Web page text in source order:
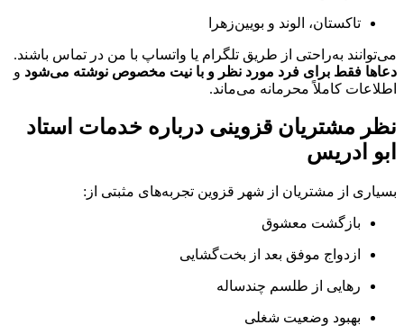
تاکستان، الوند و بویین‌زهرا
می‌توانند به‌راحتی از طریق تلگرام یا واتساپ با من در تماس باشند.
دعاها فقط برای فرد مورد نظر و با نیت مخصوص نوشته می‌شود و
اطلاعات کاملاً محرمانه می‌ماند.
نظر مشتریان قزوینی درباره خدمات استاد
ابو ادریس
بسیاری از مشتریان از شهر قزوین تجربه‌های مثبتی از:
بازگشت معشوق
ازدواج موفق بعد از بخت‌گشایی
رهایی از طلسم چندساله
بهبود وضعیت شغلی